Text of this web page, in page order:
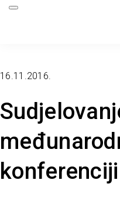
konferenciji
16.11.2016.